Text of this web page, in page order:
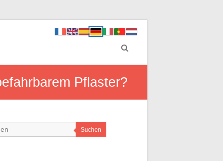
Pflaster?
Suchen